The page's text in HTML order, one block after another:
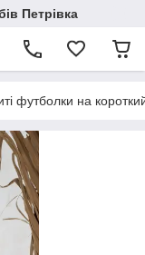
Петрівка
футболки на